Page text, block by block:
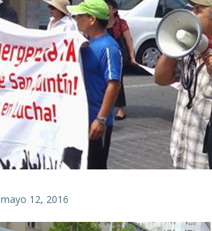
mayo 12, 2016